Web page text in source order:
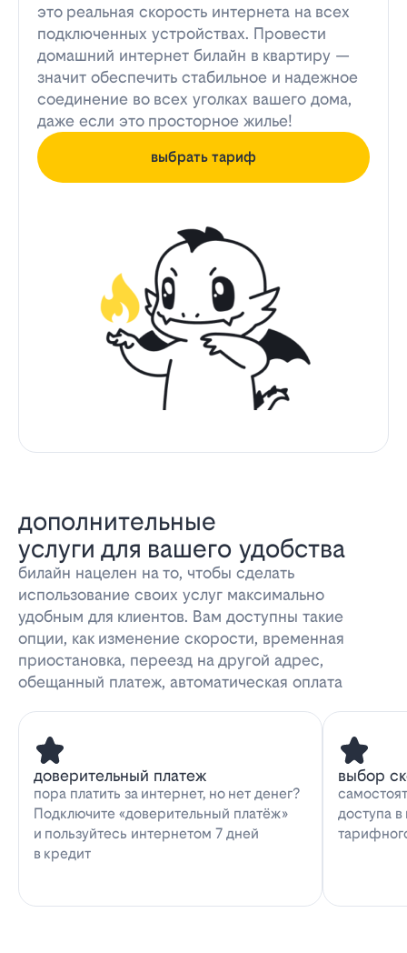
это реальная скорость интернета на всех
подключенных устройствах. Провести
домашний интернет билайн в квартиру —
значит обеспечить стабильное и надежное
соединение во всех уголках вашего дома,
даже если это просторное жилье!
выбрать тариф
дополнительные
услуги для вашего удобства
билайн нацелен на то, чтобы сделать
использование своих услуг максимально
удобным для клиентов. Вам доступны такие
опции, как изменение скорости, временная
приостановка, переезд на другой адрес,
обещанный платеж, автоматическая оплата
доверительный платеж
пора платить за интернет, но нет денег?
Подключите «доверительный платёж»
и пользуйтесь интернетом 7 дней
в кредит
выбор
доступа